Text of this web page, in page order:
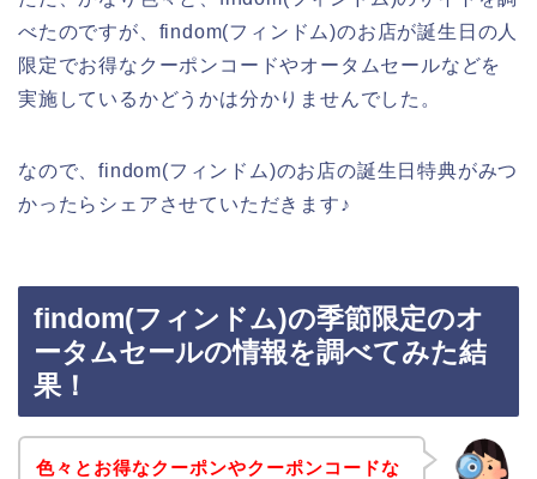
べたのですが、findom(フィンドム)のお店が誕生日の人
限定でお得なクーポンコードやオータムセールなどを
実施しているかどうかは分かりませんでした。
なので、findom(フィンドム)のお店の誕生日特典がみつ
かったらシェアさせていただきます♪
findom(フィンドム)の季節限定のオ
ータムセールの情報を調べてみた結
果！
色々とお得なクーポンやクーポンコードな